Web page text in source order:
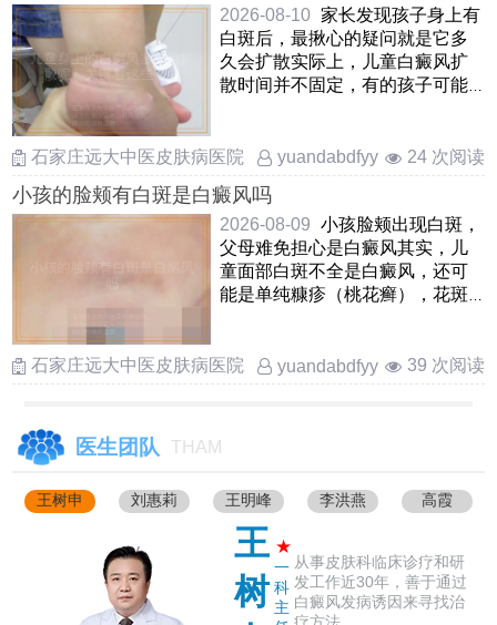
2026-08-10 家长发现孩子身上有
白斑后，最揪心的疑问就是它多
久会扩散实际上，儿童白癜风扩
散时间并不固定，有的孩子可能
石家庄远大中医皮肤病医院 yuandabdfyy 24 次阅读
小孩的脸颊有白斑是白癜风吗
2026-08-09 小孩脸颊出现白斑，
父母难免担心是白癜风其实，儿
童面部白斑不全是白癜风，还可
能是单纯糠疹（桃花癣），花斑
石家庄远大中医皮肤病医院
yuandabdfyy 39 次阅读
医生团队 THAM
王树申 刘惠莉 王明峰 李洪燕 高霞
王
树
★
一
科
主
从事皮肤科临床诊疗和研
发工作近30年，善于通过
白癜风发病诱因来寻找治
疗方法....